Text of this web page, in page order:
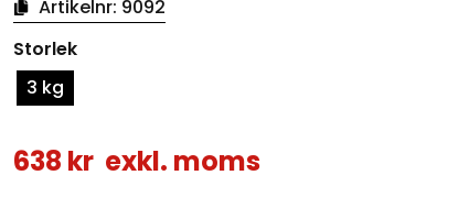
Artikelnr: 9092
Storlek
3 kg
638 kr exkl. moms
Geisha
choklad
mängd